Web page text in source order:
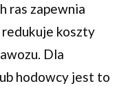
ras zapewnia
koszty
Dla
hodowcy jest to